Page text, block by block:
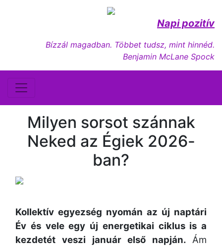
Napi pozitív
Bízzál magadban. Többet tudsz, mint hinnéd.
Benjamin McLane Spock
Milyen sorsot szánnak
Neked az Égiek 2026-
ban?
Kollektív egyezség nyomán az új naptári
Év és vele egy új energetikai ciklus is a
kezdetét veszi január első napján. Ám